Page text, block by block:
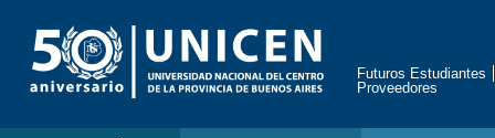
Futuros Estudiantes
Proveedores